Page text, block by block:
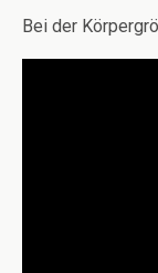
Bei der